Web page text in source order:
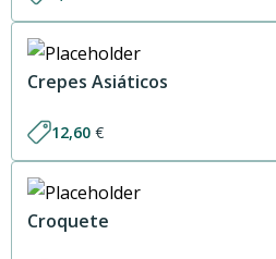
Crepes Asiáticos
12,60 €
Croquete